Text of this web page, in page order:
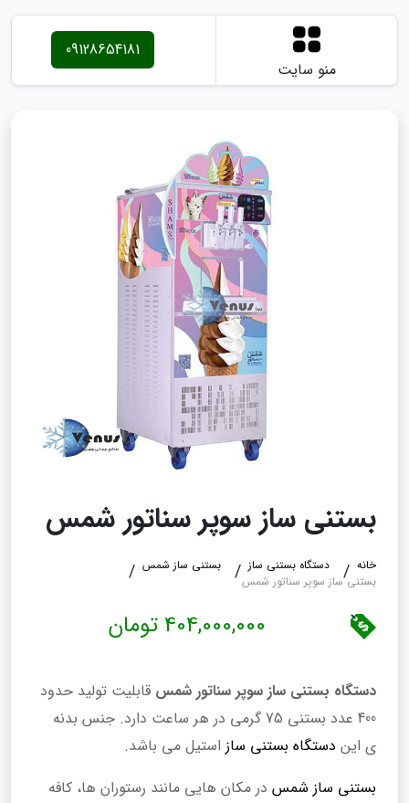
منو سایت
09128654181
بستنی ساز سوپر سناتور شمس
خانه دستگاه بستنی ساز
بستنی ساز شمس
بستنی ساز سوپر سناتور شمس
404,000,000 تومان
دستگاه بستنی ساز سوپر سناتور شمس قابلیت تولید حدود
400 عدد بستنی 75 گرمی در هر ساعت دارد. جنس بدنه
ی این دستگاه بستنی ساز استیل می باشد.
بستنی ساز شمس در مکان هایی مانند رستوران ها، کافه